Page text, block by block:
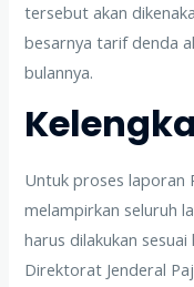
tersebut akan
besarnya tarif denda
bulannya.
Untuk proses laporan
melampirkan seluruh
harus dilakukan
Direktorat Jenderal